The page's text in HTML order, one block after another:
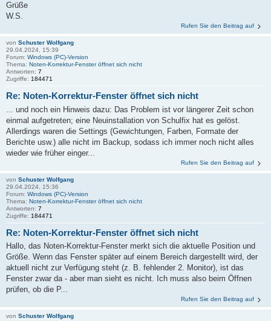
Grüße
W.S.
Rufen Sie den Beitrag auf
von Schuster Wolfgang
29.04.2024, 15:39
Forum: Windows (PC)-Version
Thema: Noten-Korrektur-Fenster öffnet sich nicht
Antworten: 7
Zugriffe: 184471
Re: Noten-Korrektur-Fenster öffnet sich nicht
... und noch ein Hinweis dazu: Das Problem ist vor längerer Zeit schon
einmal aufgetreten; eine Neuinstallation von Schulfix hat es gelöst.
Allerdings waren die Settings (Gewichtungen, Farben, Formate der
Berichte usw.) alle nicht im Backup, sodass ich immer noch nicht alles
wieder wie früher einger...
Rufen Sie den Beitrag auf
von Schuster Wolfgang
29.04.2024, 15:36
Forum: Windows (PC)-Version
Thema: Noten-Korrektur-Fenster öffnet sich nicht
Antworten: 7
Zugriffe: 184471
Re: Noten-Korrektur-Fenster öffnet sich nicht
Hallo, das Noten-Korrektur-Fenster merkt sich die aktuelle Position und
Größe. Wenn das Fenster später auf einem Bereich dargestellt wird, der
aktuell nicht zur Verfügung steht (z. B. fehlender 2. Monitor), ist das
Fenster zwar da - aber man sieht es nicht. Ich muss also beim Öffnen
prüfen, ob die P...
Rufen Sie den Beitrag auf
von Schuster Wolfgang